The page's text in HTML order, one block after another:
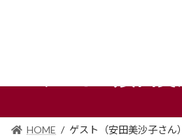
HOME ゲスト（安田美沙子さん）